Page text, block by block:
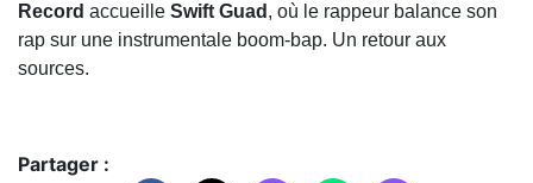
Record accueille Swift Guad , où le rappeur balance son
rap sur une instrumentale boom-bap. Un retour aux
sources.
Partager :